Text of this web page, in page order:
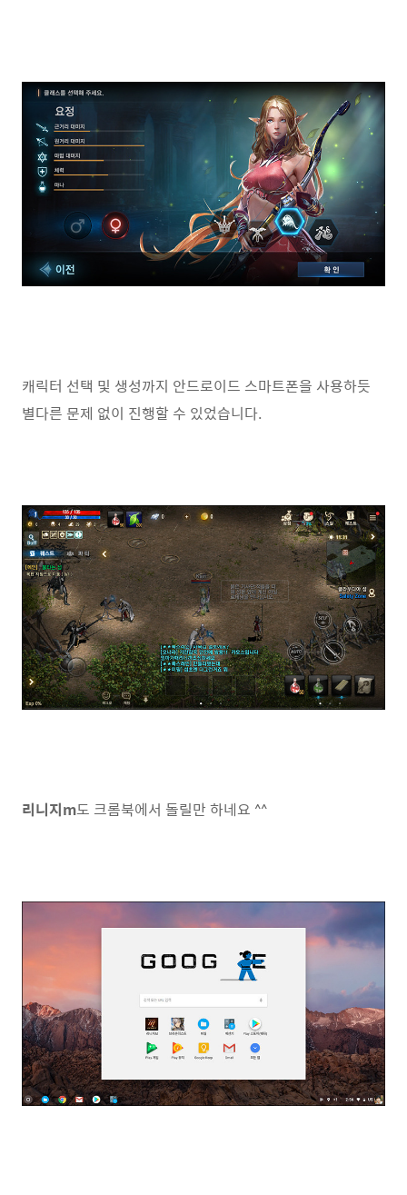
캐릭터 선택 및 생성까지 안드로이드 스마트폰을 사용하듯
별다른 문제 없이 진행할 수 있었습니다.
리니지m도 크롬북에서 돌릴만 하네요 ^^